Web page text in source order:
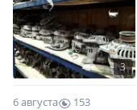
3
6 августа
153